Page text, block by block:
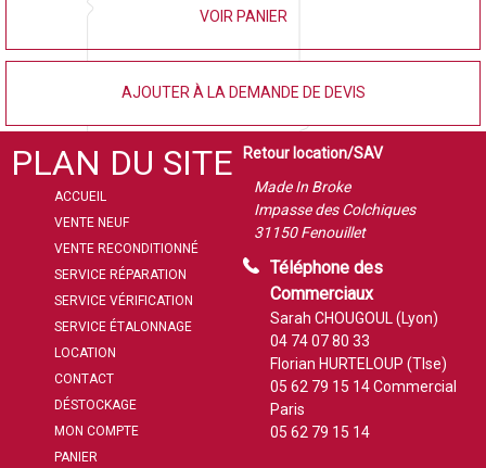
VOIR PANIER
AJOUTER À LA DEMANDE DE DEVIS
PLAN DU SITE
ACCUEIL
VENTE NEUF
VENTE RECONDITIONNÉ
SERVICE RÉPARATION
SERVICE VÉRIFICATION
SERVICE ÉTALONNAGE
LOCATION
CONTACT
DÉSTOCKAGE
MON COMPTE
PANIER
Retour location/SAV
Made In Broke
Impasse des Colchiques
31150 Fenouillet
Téléphone des
Commerciaux
Sarah CHOUGOUL (Lyon)
04 74 07 80 33
Florian HURTELOUP (Tlse)
05 62 79 15 14Commercial
Paris
05 62 79 15 14